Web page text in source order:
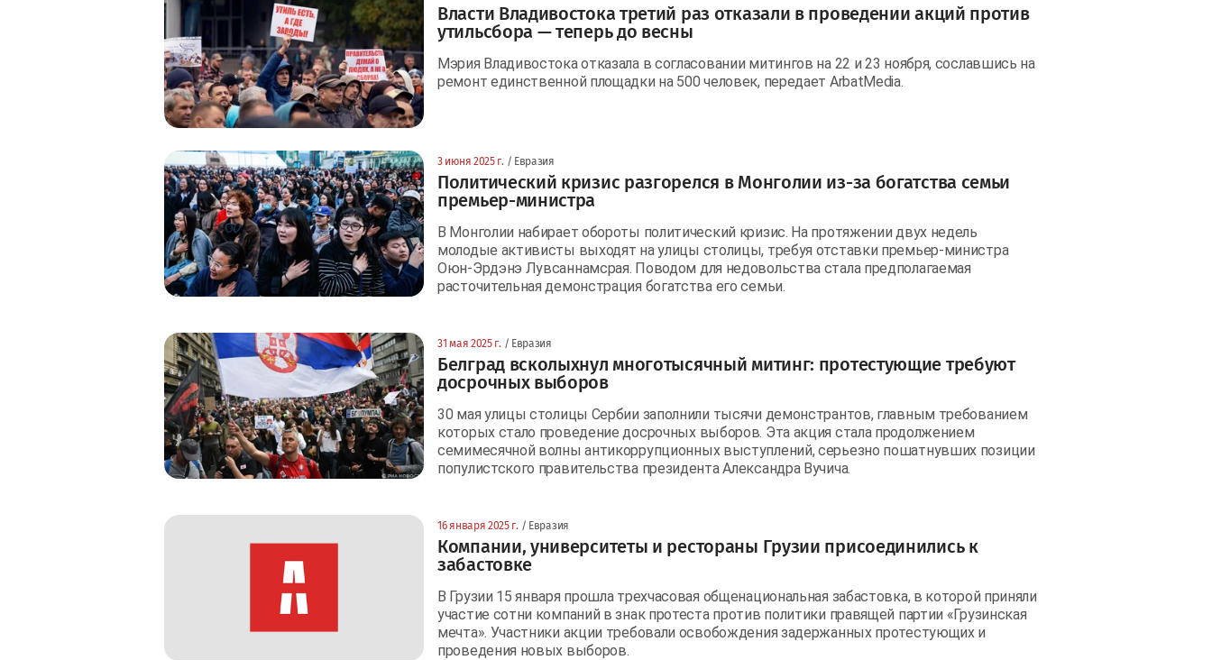
Власти Владивостока третий раз отказали в проведении акций против
утильсбора — теперь до весны
Мэрия Владивостока отказала в согласовании митингов на 22 и 23 ноября, сославшись на
ремонт единственной площадки на 500 человек, передает ArbatMedia.
3 июня 2025 г. / Евразия
Политический кризис разгорелся в Монголии из-за богатства семьи
премьер-министра
В Монголии набирает обороты политический кризис. На протяжении двух недель
молодые активисты выходят на улицы столицы, требуя отставки премьер-министра
Оюн-Эрдэнэ Лувсаннамсрая. Поводом для недовольства стала предполагаемая
расточительная демонстрация богатства его семьи.
31 мая 2025 г. / Евразия
Белград всколыхнул многотысячный митинг: протестующие требуют
досрочных выборов
30 мая улицы столицы Сербии заполнили тысячи демонстрантов, главным требованием
которых стало проведение досрочных выборов. Эта акция стала продолжением
семимесячной волны антикоррупционных выступлений, серьезно пошатнувших позиции
популистского правительства президента Александра Вучича.
16 января 2025 г. / Евразия
Компании, университеты и рестораны Грузии присоединились к
забастовке
В Грузии 15 января прошла трехчасовая общенациональная забастовка, в которой приняли
участие сотни компаний в знак протеста против политики правящей партии «Грузинская
мечта». Участники акции требовали освобождения задержанных протестующих и
проведения новых выборов.